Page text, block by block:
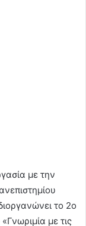
με την
το 2ο
με τις